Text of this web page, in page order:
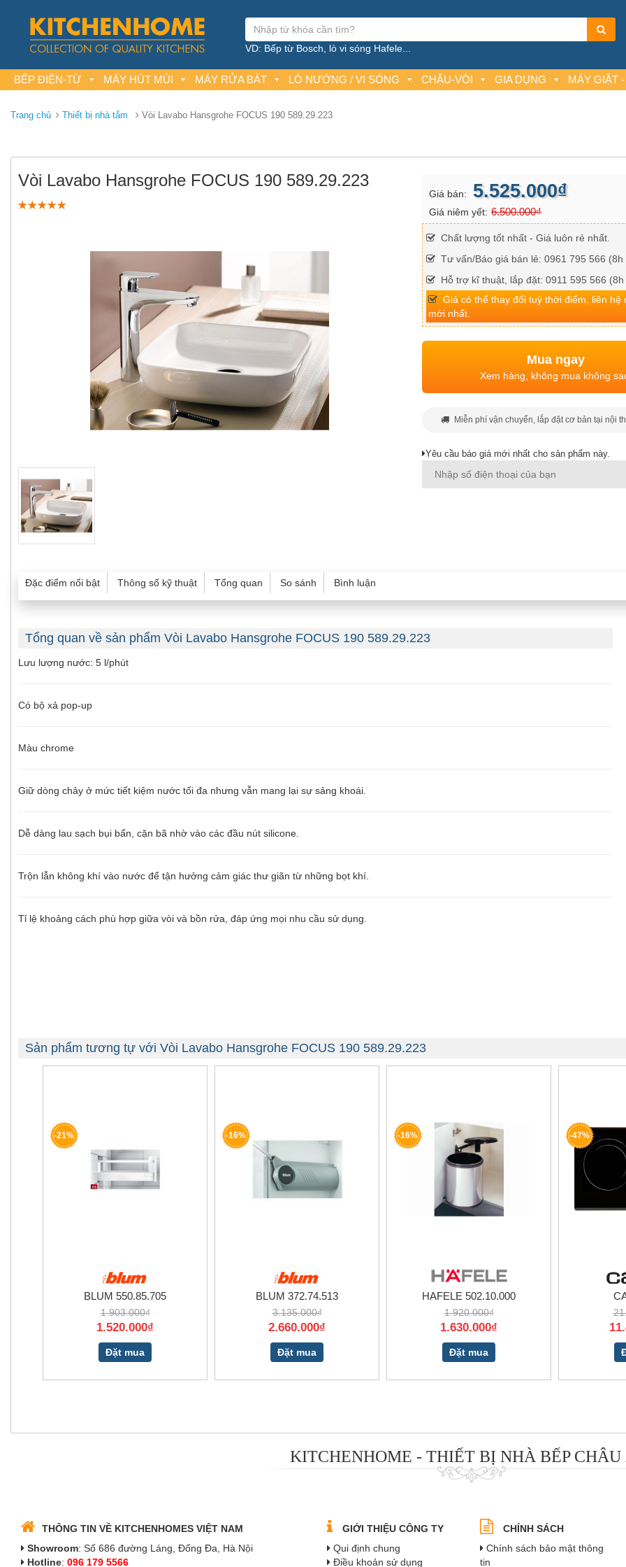
VD: Bếp từ Bosch, lò vi sóng Hafele...
BẾP ĐIỆN-TỪ MÁY HÚT MÙI MÁY RỬA BÁT LÒ NƯỚNG / VI SÓNG CHẬU-VÒI GIA DỤNG MÁY GIẶT
Trang chủ Thiết bị nhà tắm Vòi Lavabo Hansgrohe FOCUS 190 589.29.223
Vòi Lavabo Hansgrohe FOCUS 190 589.29.223
Giá bán: 5.525.000₫
Giá niêm yết: 6.500.000₫
Chất lượng tốt nhất - Giá luôn rẻ nhất.
Tư vấn/Báo giá bán lẻ: 0961 795 566 (8h
Hỗ trợ kĩ thuật, lắp đặt: 0911 595 566
Giá có thể thay đổi tuỳ thời điểm, liên hệ
mới nhất.
Mua ngay
Xem hàng, không mua không
Miễn phí vận chuyển, lắp đặt cơ bản tại nội
Yêu cầu báo giá mới nhất cho sản phẩm này.
Đặc điểm nổi bật Thông số kỹ thuật Tổng quan So sánh Bình luận
Tổng quan về sản phẩm Vòi Lavabo Hansgrohe FOCUS 190 589.29.223
Lưu lượng nước: 5 l/phút
Có bộ xả pop-up
Màu chrome
Giữ dòng chảy ở mức tiết kiệm nước tối đa nhưng vẫn mang lại sự sảng khoái.
Dễ dàng lau sạch bụi bẩn, cặn bã nhờ vào các đầu nút silicone.
Trộn lẫn không khí vào nước để tận hưởng cảm giác thư giãn từ những bọt khí.
Tỉ lệ khoảng cách phù hợp giữa vòi và bồn rửa, đáp ứng mọi nhu cầu sử dụng.
Sản phẩm tương tự với Vòi Lavabo Hansgrohe FOCUS 190 589.29.223
-21%
BLUM 550.85.705
1.903.000₫
1.520.000₫
Đặt mua
-16%
BLUM 372.74.513
3.135.000₫
2.660.000₫
Đặt mua
-16%
HAFELE 502.10.000
1.920.000₫
1.630.000₫
Đặt mua
-47%
KITCHENHOME - THIẾT BỊ NHÀ BẾP CHÂU
THÔNG TIN VỀ KITCHENHOMES VIỆT NAM
Showroom: Số 686 đường Láng, Đống Đa, Hà Nội
Hotline: 096 179 5566
GIỚI THIỆU CÔNG TY
Qui định chung
Điều khoản sử dụng
CHÍNH SÁCH
Chính sách bảo mật thông
tin